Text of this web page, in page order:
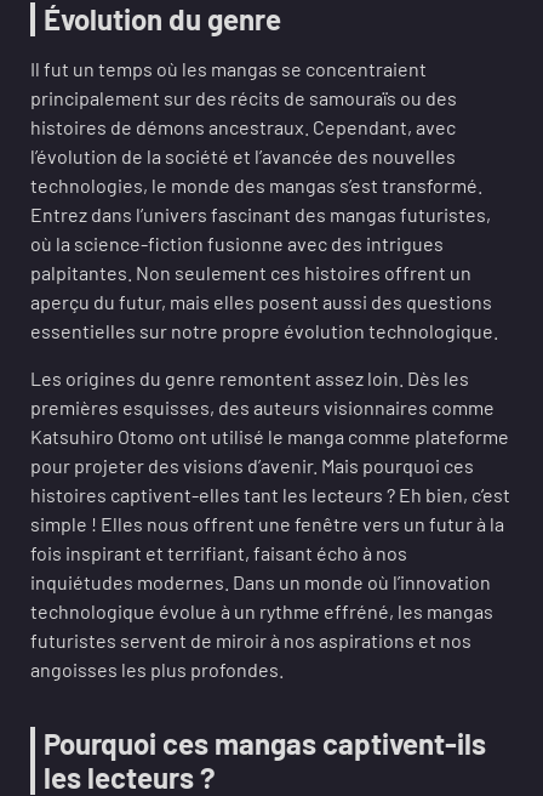
Évolution du genre
Il fut un temps où les mangas se concentraient
principalement sur des récits de samouraïs ou des
histoires de démons ancestraux. Cependant, avec
l’évolution de la société et l’avancée des nouvelles
technologies, le monde des mangas s’est transformé.
Entrez dans l’univers fascinant des mangas futuristes,
où la science-fiction fusionne avec des intrigues
palpitantes. Non seulement ces histoires offrent un
aperçu du futur, mais elles posent aussi des questions
essentielles sur notre propre évolution technologique.
Les origines du genre remontent assez loin. Dès les
premières esquisses, des auteurs visionnaires comme
Katsuhiro Otomo ont utilisé le manga comme plateforme
pour projeter des visions d’avenir. Mais pourquoi ces
histoires captivent-elles tant les lecteurs ? Eh bien, c’est
simple ! Elles nous offrent une fenêtre vers un futur à la
fois inspirant et terrifiant, faisant écho à nos
inquiétudes modernes. Dans un monde où l’innovation
technologique évolue à un rythme effréné, les mangas
futuristes servent de miroir à nos aspirations et nos
angoisses les plus profondes.
Pourquoi ces mangas captivent-ils
les lecteurs ?